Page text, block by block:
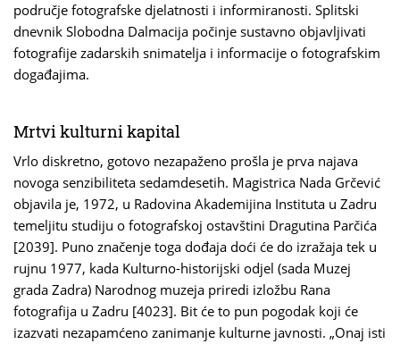
područje fotografske djelatnosti i informiranosti. Splitski
dnevnik Slobodna Dalmacija počinje sustavno objavljivati
fotografije zadarskih snimatelja i informacije o fotografskim
događajima.
Mrtvi kulturni kapital
Vrlo diskretno, gotovo nezapaženo prošla je prva najava
novoga senzibiliteta sedamdesetih. Magistrica Nada Grčević
objavila je, 1972, u Radovina Akademijina Instituta u Zadru
temeljitu studiju o fotografskoj ostavštini Dragutina Parčića
[2039]. Puno značenje toga dođaja doći će do izražaja tek u
rujnu 1977, kada Kulturno-historijski odjel (sada Muzej
grada Zadra) Narodnog muzeja priredi izložbu Rana
fotografija u Zadru [4023]. Bit će to pun pogodak koji će
izazvati nezapamćeno zanimanje kulturne javnosti. „Onaj isti